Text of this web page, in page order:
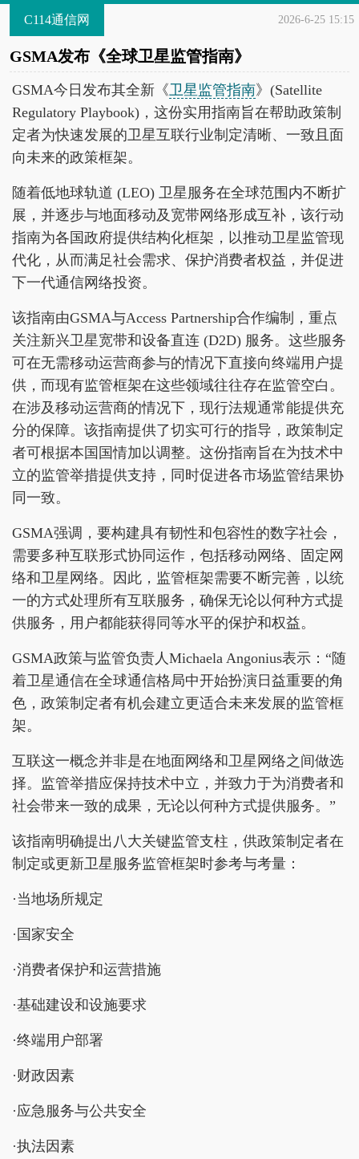
C114通信网 2026-6-25 15:15
GSMA发布《全球卫星监管指南》
GSMA今日发布其全新《卫星监管指南》(Satellite
Regulatory Playbook)，这份实用指南旨在帮助政策制
定者为快速发展的卫星互联行业制定清晰、一致且面
向未来的政策框架。
随着低地球轨道 (LEO) 卫星服务在全球范围内不断扩
展，并逐步与地面移动及宽带网络形成互补，该行动
指南为各国政府提供结构化框架，以推动卫星监管现
代化，从而满足社会需求、保护消费者权益，并促进
下一代通信网络投资。
该指南由GSMA与Access Partnership合作编制，重点
关注新兴卫星宽带和设备直连 (D2D) 服务。这些服务
可在无需移动运营商参与的情况下直接向终端用户提
供，而现有监管框架在这些领域往往存在监管空白。
在涉及移动运营商的情况下，现行法规通常能提供充
分的保障。该指南提供了切实可行的指导，政策制定
者可根据本国国情加以调整。这份指南旨在为技术中
立的监管举措提供支持，同时促进各市场监管结果协
同一致。
GSMA强调，要构建具有韧性和包容性的数字社会，
需要多种互联形式协同运作，包括移动网络、固定网
络和卫星网络。因此，监管框架需要不断完善，以统
一的方式处理所有互联服务，确保无论以何种方式提
供服务，用户都能获得同等水平的保护和权益。
GSMA政策与监管负责人Michaela Angonius表示：“随
着卫星通信在全球通信格局中开始扮演日益重要的角
色，政策制定者有机会建立更适合未来发展的监管框
架。
互联这一概念并非是在地面网络和卫星网络之间做选
择。监管举措应保持技术中立，并致力于为消费者和
社会带来一致的成果，无论以何种方式提供服务。”
该指南明确提出八大关键监管支柱，供政策制定者在
制定或更新卫星服务监管框架时参考与考量：
·当地场所规定
·国家安全
·消费者保护和运营措施
·基础建设和设施要求
·终端用户部署
·财政因素
·应急服务与公共安全
·执法因素